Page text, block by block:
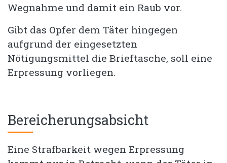
Wegnahme und damit ein Raub vor.
Gibt das Opfer dem Täter hingegen
aufgrund der eingesetzten
Nötigungsmittel die Brieftasche, soll eine
Erpressung vorliegen.
Bereicherungsabsicht
Eine Strafbarkeit wegen Erpressung